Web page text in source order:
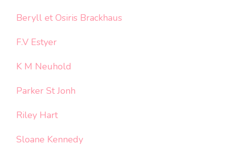
Beryll et Osiris Brackhaus
F.V Estyer
K M Neuhold
Parker St Jonh
Riley Hart
Sloane Kennedy